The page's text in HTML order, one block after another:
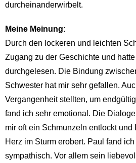
durcheinanderwirbelt.
Meine Meinung:
Durch den lockeren und leichten
Zugang zu der Geschichte und
durchgelesen. Die Bindung
Schwester hat mir sehr gefallen.
Vergangenheit stellten, um
fand ich sehr emotional. Die
mir oft ein Schmunzeln entlockt und
Herz im Sturm erobert. Paul fand
sympathisch. Vor allem sein